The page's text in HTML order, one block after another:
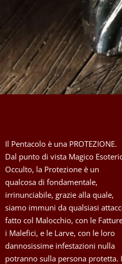
Il Pentacolo è una PROTEZIONE.
Dal punto di vista Magico
Occulto, la Protezione è un
qualcosa di fondamentale,
irrinunciabile, grazie alla quale,
siamo immuni da qualsiasi
fatto col Malocchio, con le
i Malefici, e le Larve, con le loro
dannosissime infestazioni nulla
potranno sulla persona protetta.